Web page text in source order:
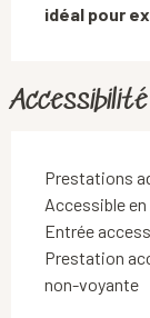
idéal pour
Accessibilité
Prestations
Accessible
Entrée
Prestation
non-voyante